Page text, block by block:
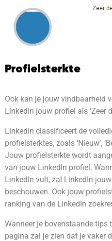
Profielsterkte
Ook kan je jouw vindbaarheid
LinkedIn jouw profiel als ‘Zeer
LinkedIn classificeert de
profielsterktes, zoals ‘Nieuw’,
Jouw profielsterkte wordt
van jouw LinkedIn profiel.
LinkedIn vult, zal LinkedIn
beschouwen. Ook jouw
ranking van de LinkedIn
Wanneer je bovenstaande tips
pagina zal je zien dat je vaker